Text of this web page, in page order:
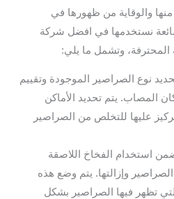
والوقاية من ظهورها في
نستخدمها في افضل شركة
وتشمل ما يلي:
تحديد نوع الصراصير الموجودة وتقييم
المصاب. يتم تحديد الأماكن
عليها للتخلص من الصراصير
استخدام الفخاخ اللاصقة
وإزالتها. يتم وضع هذه
تظهر فيها الصراصير بشكل